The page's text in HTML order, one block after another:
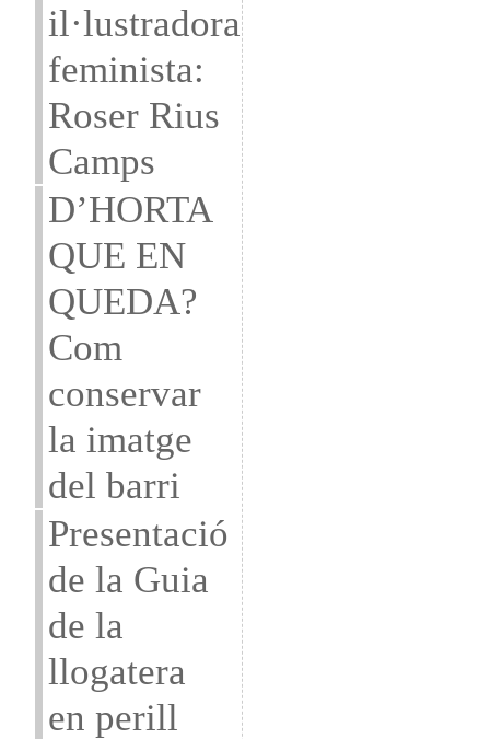
il·lustradora
feminista:
Roser Rius
Camps
D’HORTA
QUE EN
QUEDA?
Com
conservar
la imatge
del barri
Presentació
de la Guia
de la
llogatera
en perill